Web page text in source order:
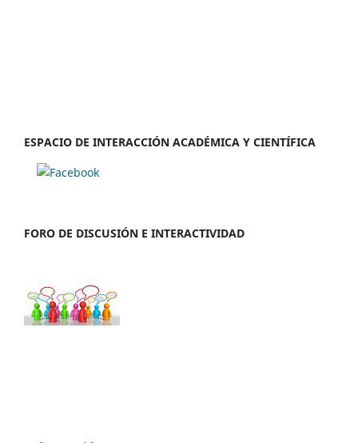
ESPACIO DE INTERACCIÓN ACADÉMICA Y CIENTÍFICA
FORO DE DISCUSIÓN E INTERACTIVIDAD